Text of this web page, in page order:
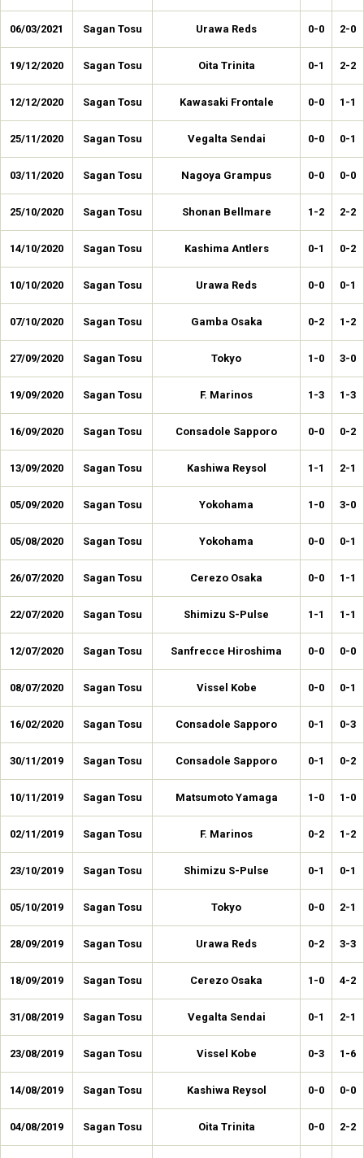
06/03/2021 Sagan Tosu Urawa Reds 0-0 2-0
19/12/2020 Sagan Tosu Oita Trinita 0-1 2-2
12/12/2020 Sagan Tosu Kawasaki Frontale 0-0 1-1
25/11/2020 Sagan Tosu Vegalta Sendai 0-0 0-1
03/11/2020 Sagan Tosu Nagoya Grampus 0-0 0-0
25/10/2020 Sagan Tosu Shonan Bellmare 1-2 2-2
14/10/2020 Sagan Tosu Kashima Antlers 0-1 0-2
10/10/2020 Sagan Tosu Urawa Reds 0-0 0-1
07/10/2020 Sagan Tosu Gamba Osaka 0-2 1-2
27/09/2020 Sagan Tosu Tokyo 1-0 3-0
19/09/2020 Sagan Tosu F. Marinos 1-3 1-3
16/09/2020 Sagan Tosu Consadole Sapporo 0-0 0-2
13/09/2020 Sagan Tosu Kashiwa Reysol 1-1 2-1
05/09/2020 Sagan Tosu Yokohama 1-0 3-0
05/08/2020 Sagan Tosu Yokohama 0-0 0-1
26/07/2020 Sagan Tosu Cerezo Osaka 0-0 1-1
22/07/2020 Sagan Tosu Shimizu S-Pulse 1-1 1-1
12/07/2020 Sagan Tosu Sanfrecce Hiroshima 0-0 0-0
08/07/2020 Sagan Tosu Vissel Kobe 0-0 0-1
16/02/2020 Sagan Tosu Consadole Sapporo 0-1 0-3
30/11/2019 Sagan Tosu Consadole Sapporo 0-1 0-2
10/11/2019 Sagan Tosu Matsumoto Yamaga 1-0 1-0
02/11/2019 Sagan Tosu F. Marinos 0-2 1-2
23/10/2019 Sagan Tosu Shimizu S-Pulse 0-1 0-1
05/10/2019 Sagan Tosu Tokyo 0-0 2-1
28/09/2019 Sagan Tosu Urawa Reds 0-2 3-3
18/09/2019 Sagan Tosu Cerezo Osaka 1-0 4-2
31/08/2019 Sagan Tosu Vegalta Sendai 0-1 2-1
23/08/2019 Sagan Tosu Vissel Kobe 0-3 1-6
14/08/2019 Sagan Tosu Kashiwa Reysol 0-0 0-0
04/08/2019 Sagan Tosu Oita Trinita 0-0 2-2